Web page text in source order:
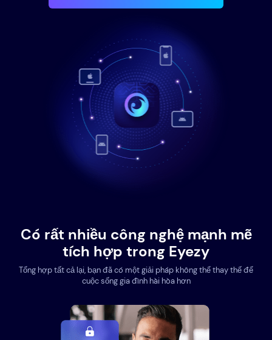
Có rất nhiều công nghệ mạnh mẽ
tích hợp trong Eyezy
Tổng hợp tất cả lại, bạn đã có một giải pháp không thể thay thế để
cuộc sống gia đình hài hòa hơn